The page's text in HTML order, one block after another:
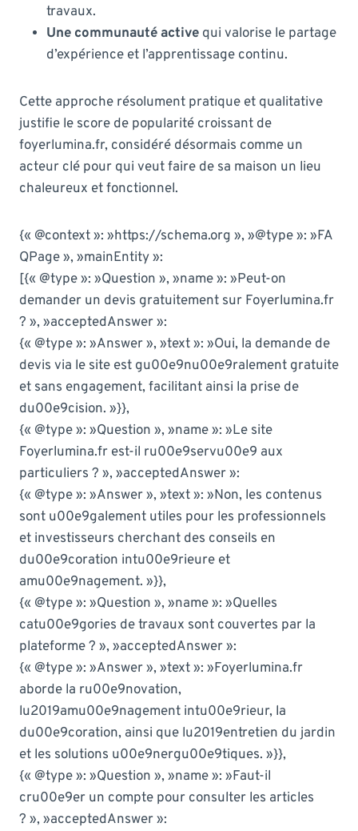
travaux.
Une communauté active qui valorise le partage
d’expérience et l’apprentissage continu.
Cette approche résolument pratique et qualitative
justifie le score de popularité croissant de
foyerlumina.fr, considéré désormais comme un
acteur clé pour qui veut faire de sa maison un lieu
chaleureux et fonctionnel.
{« @context »: »https://schema.org », »@type »: »FA
QPage », »mainEntity »:
[{« @type »: »Question », »name »: »Peut-on
demander un devis gratuitement sur Foyerlumina.fr
? », »acceptedAnswer »:
{« @type »: »Answer », »text »: »Oui, la demande de
devis via le site est gu00e9nu00e9ralement gratuite
et sans engagement, facilitant ainsi la prise de
du00e9cision. »}},
{« @type »: »Question », »name »: »Le site
Foyerlumina.fr est-il ru00e9servu00e9 aux
particuliers ? », »acceptedAnswer »:
{« @type »: »Answer », »text »: »Non, les contenus
sont u00e9galement utiles pour les professionnels
et investisseurs cherchant des conseils en
du00e9coration intu00e9rieure et
amu00e9nagement. »}},
{« @type »: »Question », »name »: »Quelles
catu00e9gories de travaux sont couvertes par la
plateforme ? », »acceptedAnswer »:
{« @type »: »Answer », »text »: »Foyerlumina.fr
aborde la ru00e9novation,
lu2019amu00e9nagement intu00e9rieur, la
du00e9coration, ainsi que lu2019entretien du jardin
et les solutions u00e9nergu00e9tiques. »}},
{« @type »: »Question », »name »: »Faut-il
cru00e9er un compte pour consulter les articles
? », »acceptedAnswer »: